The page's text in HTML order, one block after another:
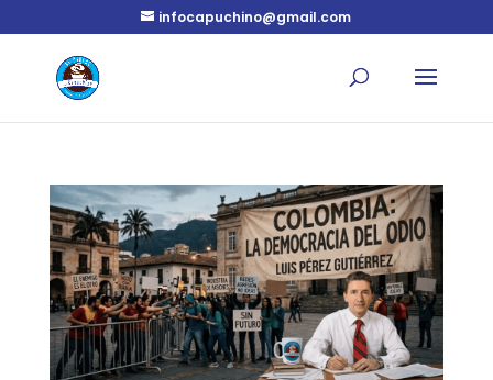
infocapuchino@gmail.com